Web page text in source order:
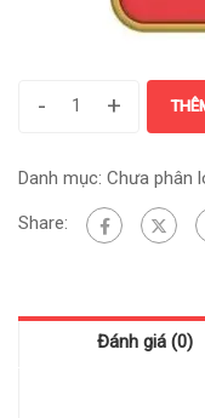
- +
Danh mục: Chưa phân
Share:
Đánh giá (0)